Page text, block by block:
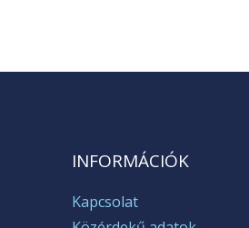
INFORMÁCIÓK
Kapcsolat